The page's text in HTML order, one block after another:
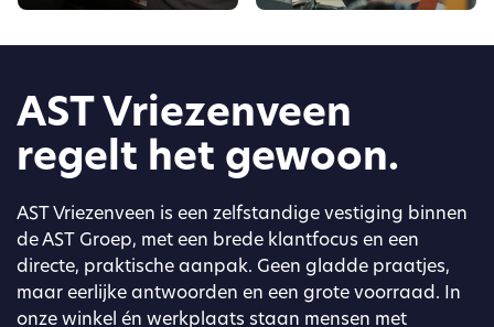
AST Vriezenveen
regelt het gewoon.
AST Vriezenveen is een zelfstandige vestiging binnen
de AST Groep, met een brede klantfocus en een
directe, praktische aanpak. Geen gladde praatjes,
maar eerlijke antwoorden en een grote voorraad. In
onze winkel én werkplaats staan mensen met